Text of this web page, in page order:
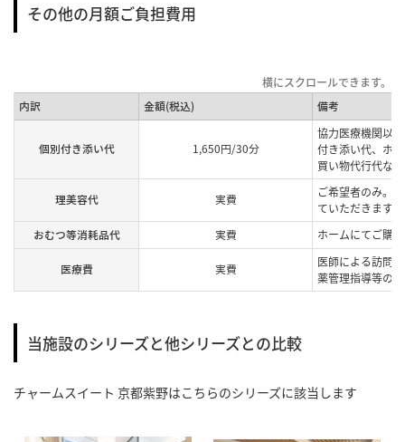
その他の月額ご負担費用
内訳 金額(税込) 備考
個別付き添い代 1,650円/30分
協力医療機関以
付き添い代、ホ
買い物代行代な
理美容代 実費
ご希望者のみ。
ていただきます。
おむつ等消耗品代
実費 ホームにてご購
医療費 実費
医師による訪問
薬管理指導等の
当施設のシリーズと他シリーズとの比較
チャームスイート 京都紫野はこちらのシリーズに該当します